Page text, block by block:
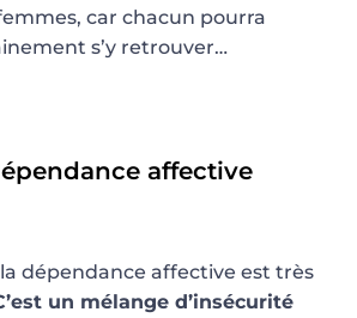
car chacun pourra
s’y retrouver…
affective
la dépendance affective est très
un mélange d’insécurité